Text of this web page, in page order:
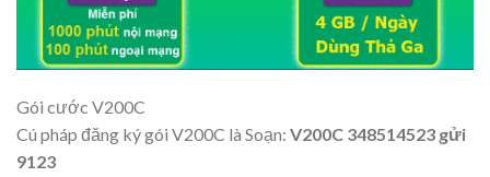
Gói cước V200C
Cú pháp đăng ký gói V200C là Soạn: V200C 348514523 gửi
9123